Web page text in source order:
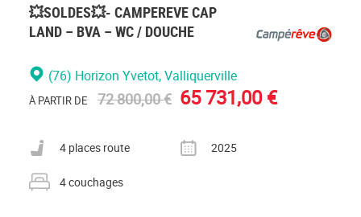
💥SOLDES💥- CAMPEREVE CAP
LAND – BVA – WC / DOUCHE
(76) Horizon Yvetot, Valliquerville
À PARTIR DE 72 800,00 € 65 731,00 €
Nombre de places carte grise
4 places route
Année
2025
Nombre de couchages
4 couchages